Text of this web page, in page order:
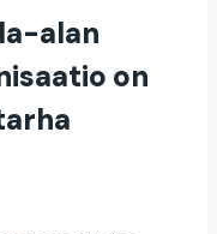
alan
on